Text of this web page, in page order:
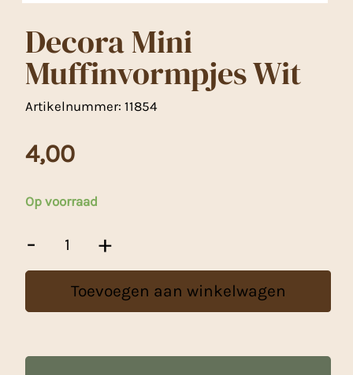
Decora Mini
Muffinvormpjes Wit
Artikelnummer: 11854
4,00
Op voorraad
-
Mini
Wit
+
Toevoegen aan winkelwagen